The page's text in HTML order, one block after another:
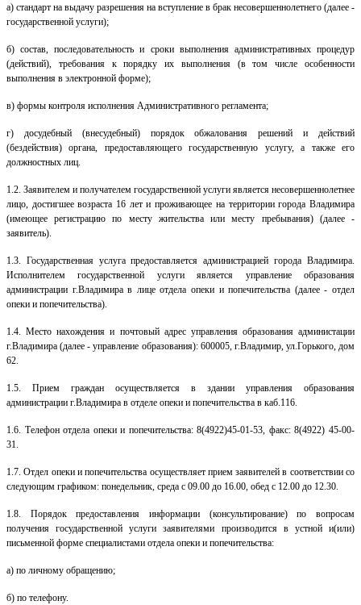
а) стандарт на выдачу разрешения на вступление в брак несовершеннолетнего (далее -
государственной услуги);
б) состав, последовательность и сроки выполнения административных процедур
(действий), требования к порядку их выполнения (в том числе особенности
выполнения в электронной форме);
в) формы контроля исполнения Административного регламента;
г) досудебный (внесудебный) порядок обжалования решений и действий
(бездействия) органа, предоставляющего государственную услугу, а также его
должностных лиц.
1.2. Заявителем и получателем государственной услуги является несовершеннолетнее
лицо, достигшее возраста 16 лет и проживающее на территории города Владимира
(имеющее регистрацию по месту жительства или месту пребывания) (далее -
заявитель).
1.3. Государственная услуга предоставляется администрацией города Владимира.
Исполнителем государственной услуги является управление образования
администрации г.Владимира в лице отдела опеки и попечительства (далее - отдел
опеки и попечительства).
1.4. Место нахождения и почтовый адрес управления образования администации
г.Владимира (далее - управление образования): 600005, г.Владимир, ул.Горького, дом
62.
1.5. Прием граждан осуществляется в здании управления образования
администрации г.Владимира в отделе опеки и попечительства в каб.116.
1.6. Телефон отдела опеки и попечительства: 8(4922)45-01-53, факс: 8(4922) 45-00-
31.
1.7. Отдел опеки и попечительства осуществляет прием заявителей в соответствии со
следующим графиком: понедельник, среда с 09.00 до 16.00, обед с 12.00 до 12.30.
1.8. Порядок предоставления информации (консультирование) по вопросам
получения государственной услуги заявителями производится в устной и(или)
письменной форме специалистами отдела опеки и попечительства:
а) по личному обращению;
б) по телефону.